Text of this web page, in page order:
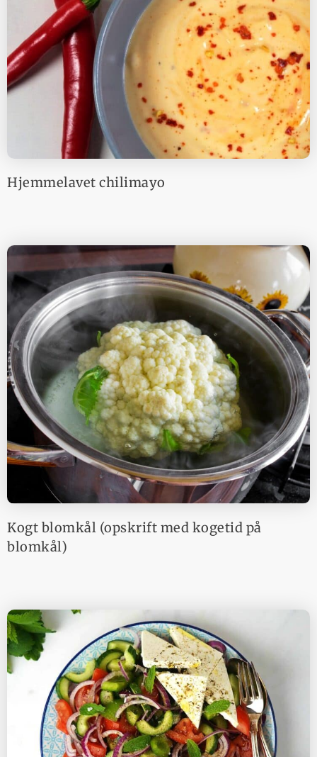
Hjemmelavet chilimayo
Kogt blomkål (opskrift med kogetid på
blomkål)